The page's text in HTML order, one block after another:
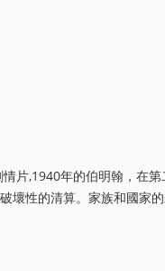
片,1940年的伯明翰，在
壞性的清算。家族和國家